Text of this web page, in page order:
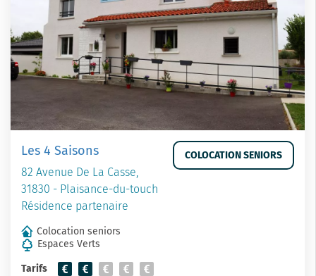
Les 4 Saisons
82 Avenue De La Casse,
31830 - Plaisance-du-touch
Résidence partenaire
COLOCATION SENIORS
Colocation seniors
Espaces Verts
Tarifs